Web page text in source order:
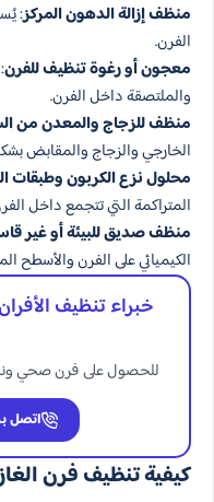
منظف إزالة الدهون المركز:
الفرن.
معجون أو رغوة تنظيف للفرن
والملتصقة داخل الفرن.
منظف للزجاج والمعدن من
الخارجي والزجاج والمقابض
محلول نزع الكربون وطبقات
المتراكمة التي تتجمع داخل
منظف صديق للبيئة أو غير
الكيميائي على الفرن والأسطح
خبراء تنظيف
للحصول على فرن صحي
اتصل
كيفية تنظيف فرن